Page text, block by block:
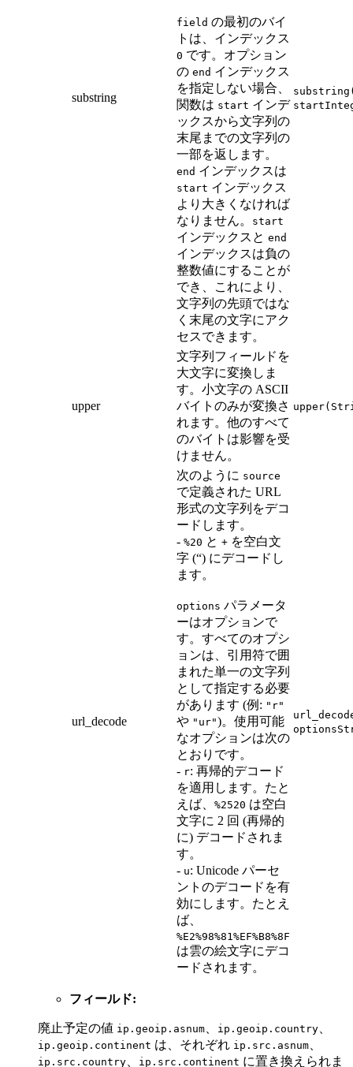
substring
field の最初のバイ
トは、インデックス
0 です。オプション
の end インデックス
を指定しない場合、
関数は start インデ
ックスから文字列の
末尾までの文字列の
一部を返します。
end インデックスは
start インデックス
より大きくなければ
なりません。
start
インデックスと end
インデックスは負の
整数値にすることが
でき、これにより、
文字列の先頭ではな
く末尾の文字にアク
セスできます。
upper
文字列フィールドを
大文字に変換しま
す。小文字の ASCII
バイトのみが変換さ
れます。他のすべて
のバイトは影響を受
けません。
url_decode
次のように source
で定義された URL
形式の文字列をデコ
ードします。
- %20 と + を空白文
字 (“) にデコードし
ます。
options パラメータ
ーはオプションで
す。すべてのオプシ
ョンは、引用符で囲
まれた単一の文字列
として指定する必要
があります (例: "r"
や "ur")。使用可能
なオプションは次の
とおりです。
- r: 再帰的デコード
を適用します。たと
えば、 %2520 は空白
文字に 2 回 (再帰的
に) デコードされま
す。
- u: Unicode パーセ
ントのデコードを有
効にします。たとえ
ば、
%E2%98%81%EF%B8%8F
は雲の絵文字にデコ
ードされます。
フィールド:
廃止予定の値 ip.geoip.asnum ip.geoip.country
ip.geoip.continent は、それぞれ ip.src.asnum
ip.src.country ip.src.continent に置き換えられま